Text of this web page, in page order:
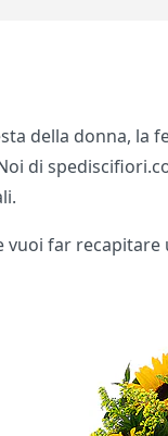
della donna,
di
vuoi far